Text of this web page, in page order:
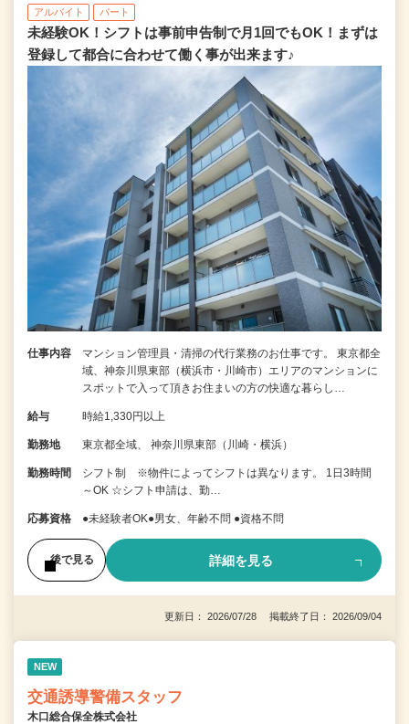
アルバイト パート
未経験OK！シフトは事前申告制で月1回でもOK！まずは
登録して都合に合わせて働く事が出来ます♪
仕事内容
マンション管理員・清掃の代行業務のお仕事です。 東京都全
域、神奈川県東部（横浜市・川崎市）エリアのマンションに
スポットで入って頂きお住まいの方の快適な暮らし…
給与 時給1,330円以上
勤務地 東京都全域、 神奈川県東部（川崎・横浜）
勤務時間
シフト制 ※物件によってシフトは異なります。 1日3時間
～OK ☆シフト申請は、勤…
応募資格 ●未経験者OK●男女、年齢不問 ●資格不問
後で見る 詳細を見る
更新日： 2026/07/28 掲載終了日： 2026/09/04
NEW
交通誘導警備スタッフ
木口総合保全株式会社